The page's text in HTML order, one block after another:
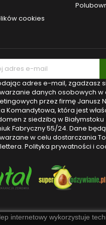
cookies
internetowy wykorzystuje
adres e-mail, zgadzasz
danych osobowych w
przez firmę Janusz
Komandytowa, która jest
z siedzibą w Białymstoku
Fabryczny 55/24. Dane będą
w celu dostarczania
Polityka prywatności i